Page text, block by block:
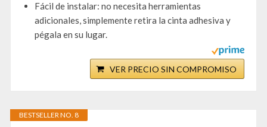
Fácil de instalar: no necesita herramientas
adicionales, simplemente retira la cinta adhesiva y
pégala en su lugar.
VER PRECIO SIN COMPROMISO
BESTSELLER NO. 8